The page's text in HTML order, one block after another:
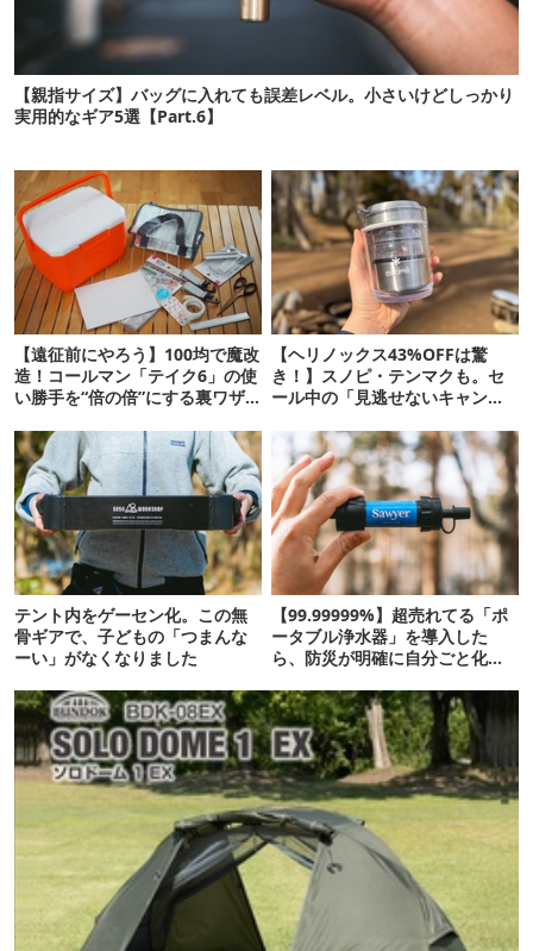
【親指サイズ】バッグに入れても誤差レベル。小さいけどしっかり
実用的なギア5選【Part.6】
【遠征前にやろう】100均で魔改
造！コールマン「テイク6」の使
い勝手を“倍の倍”にする裏ワザ6
【ヘリノックス43%OFFは驚
き！】スノピ・テンマクも。セ
ール中の「見逃せないキャンプ
テント内をゲーセン化。この無
骨ギアで、子どもの「つまんな
ーい」がなくなりました
【99.99999%】超売れてる「ポ
ータブル浄水器」を導入した
ら、防災が明確に自分ごと化し